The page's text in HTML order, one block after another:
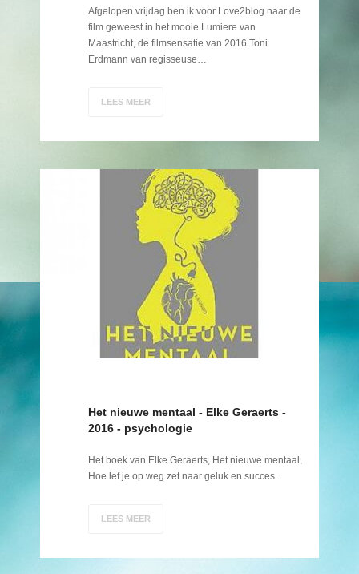
Afgelopen vrijdag ben ik voor Love2blog naar de
film geweest in het mooie Lumiere van
Maastricht, de filmsensatie van 2016 Toni
Erdmann van regisseuse…
LEES MEER
Het nieuwe mentaal - Elke Geraerts -
2016 - psychologie
Het boek van Elke Geraerts, Het nieuwe mentaal,
Hoe lef je op weg zet naar geluk en succes.
LEES MEER